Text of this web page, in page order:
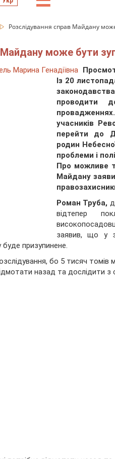
Розслідування справ Майдану
може бути
Марина Генадіївна
Із 20
проводити
учасників
перейти до
родин
проблеми і
Про можливе
Майдану
Роман Труба,
відтепер
заявив, що у
призупинене.
бо 5 тисяч томів
назад та дослідити